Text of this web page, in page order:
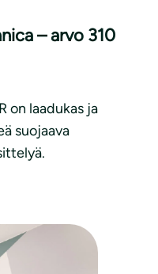
– arvo 310
on laadukas ja
suojaava